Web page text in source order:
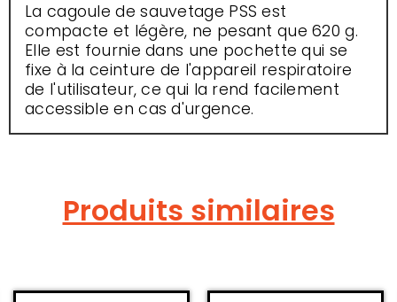
La cagoule de sauvetage PSS est
compacte et légère, ne pesant que 620 g.
Elle est fournie dans une pochette qui se
fixe à la ceinture de l'appareil respiratoire
de l'utilisateur, ce qui la rend facilement
accessible en cas d'urgence.
Produits similaires